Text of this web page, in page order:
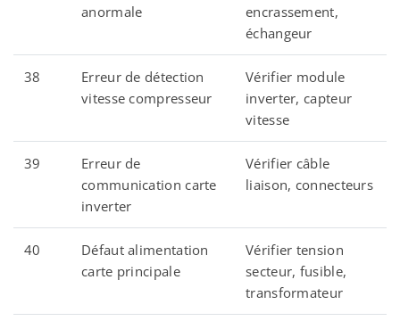
anormale
encrassement,
échangeur
38
Erreur de détection
vitesse compresseur
Vérifier module
inverter, capteur
vitesse
39
Erreur de
communication carte
inverter
Vérifier câble
liaison, connecteurs
40
Défaut alimentation
carte principale
Vérifier tension
secteur, fusible,
transformateur